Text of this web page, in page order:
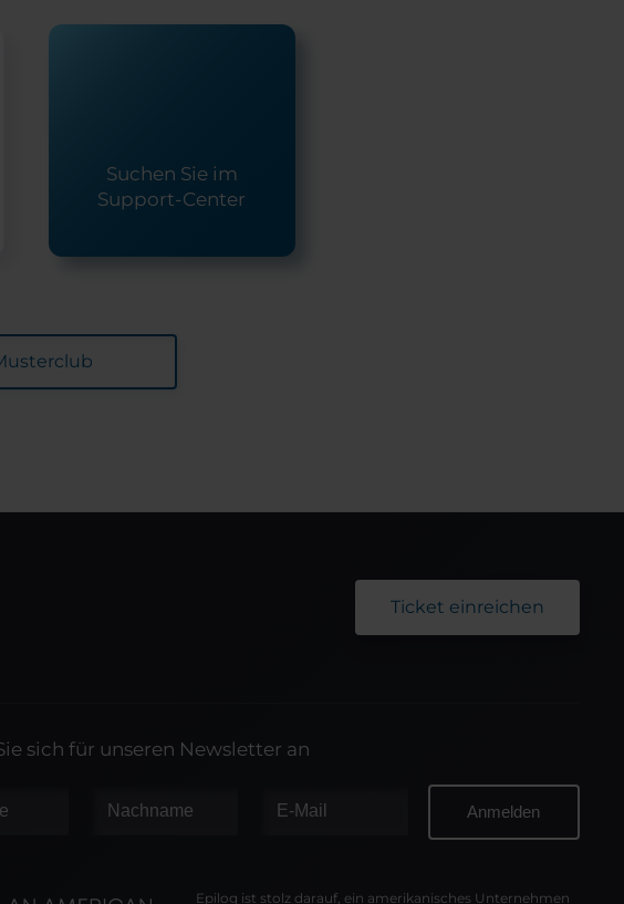
Suchen Sie im
Support-Center
Ticket einreichen
sich für unseren Newsletter an
Epilog ist stolz darauf, ein amerikanisches Unternehmen